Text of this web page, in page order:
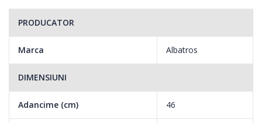
PRODUCATOR
Marca Albatros
DIMENSIUNI
Adancime (cm) 46